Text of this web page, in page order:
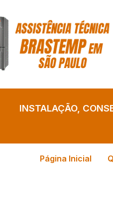
INSTALAÇÃO,
Página Inicial